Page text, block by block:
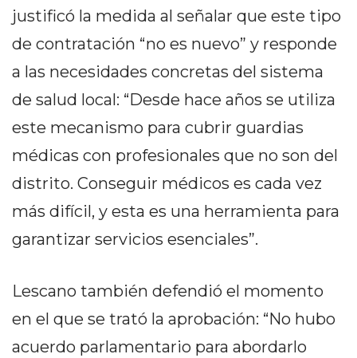
NOTICIAS
SALTO
ZÁRATE
NOTICIAS
DE
ZÁRATE
CAMPANA
DE
CRUZ
COLÓN
justificó la medida al señalar que este tipo
de contratación “no es nuevo” y responde
a las necesidades concretas del sistema
de salud local: “Desde hace años se utiliza
este mecanismo para cubrir guardias
médicas con profesionales que no son del
distrito. Conseguir médicos es cada vez
más difícil, y esta es una herramienta para
garantizar servicios esenciales”.
Lescano también defendió el momento
en el que se trató la aprobación: “No hubo
acuerdo parlamentario para abordarlo